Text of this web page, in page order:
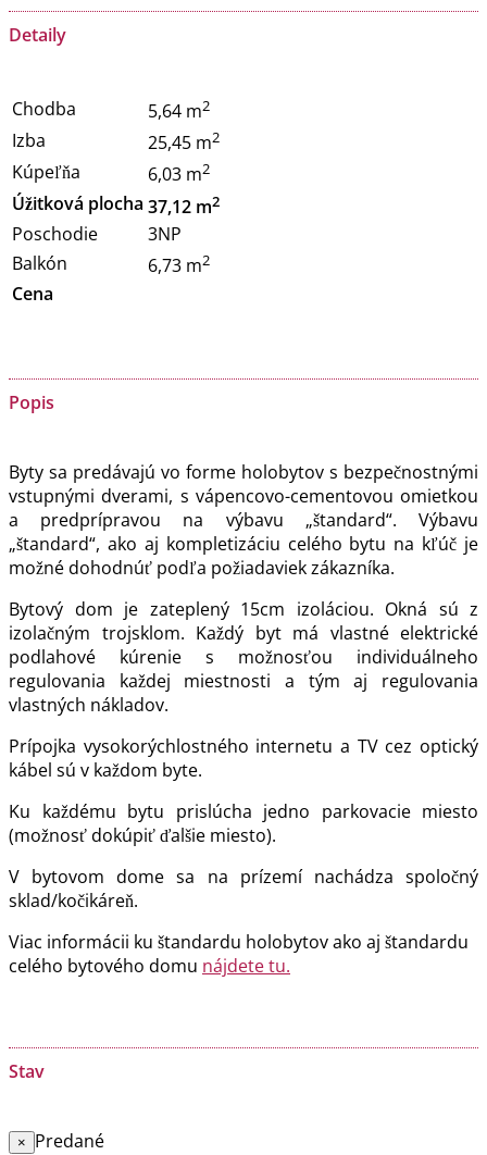
Detaily
Chodba 5,64 m2
Izba 25,45 m2
Kúpeľňa 6,03 m2
Úžitková plocha 37,12 m2
Poschodie
3NP
Balkón
6,73 m2
Cena
Popis
Byty sa predávajú vo forme holobytov s bezpečnostnými
vstupnými dverami, s vápencovo-cementovou omietkou
a predprípravou na výbavu „štandard“. Výbavu
„štandard“, ako aj kompletizáciu celého bytu na kľúč je
možné dohodnúť podľa požiadaviek zákazníka.
Bytový dom je zateplený 15cm izoláciou. Okná sú z
izolačným trojsklom. Každý byt má vlastné elektrické
podlahové kúrenie s možnosťou individuálneho
regulovania každej miestnosti a tým aj regulovania
vlastných nákladov.
Prípojka vysokorýchlostného internetu a TV cez optický
kábel sú v každom byte.
Ku každému bytu prislúcha jedno parkovacie miesto
(možnosť dokúpiť ďalšie miesto).
V bytovom dome sa na prízemí nachádza spoločný
sklad/kočikáreň.
Viac informácii ku štandardu holobytov ako aj štandardu
celého bytového domu nájdete tu.
Stav
× Predané